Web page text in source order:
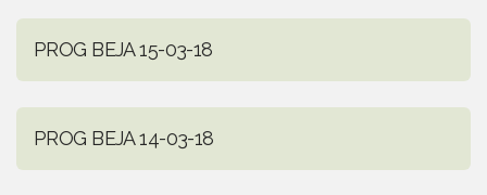
PROG BEJA 15-03-18
PROG BEJA 14-03-18